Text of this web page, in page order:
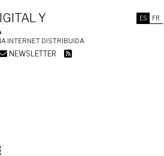
ES FR
Y
INTERNET DISTRIBUIDA
NEWSLETTER